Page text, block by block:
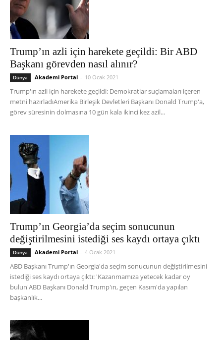
Trump’ın azli için harekete geçildi: Bir ABD
Başkanı görevden nasıl alınır?
Dünya Akademi Portal - 10 Ocak 2021
Trump'ın azli için harekete geçildi: Demokratlar suçlamaları içeren
metni hazırladıAmerika Birleşik Devletleri Başkanı Donald Trump'a,
görev süresinin dolmasına 10 gün kala ikinci kez azil...
Trump’ın Georgia’da seçim sonucunun
değiştirilmesini istediği ses kaydı ortaya çıktı
Dünya Akademi Portal - 4 Ocak 2021
ABD Başkanı Trump'ın Georgia'da seçim sonucunun değiştirilmesini
istediği ses kaydı ortaya çıktı: 'Kazanmamıza yetecek kadar oy
bulun'ABD Başkanı Donald Trump'ın, geçen Kasım'da yapılan
başkanlık...